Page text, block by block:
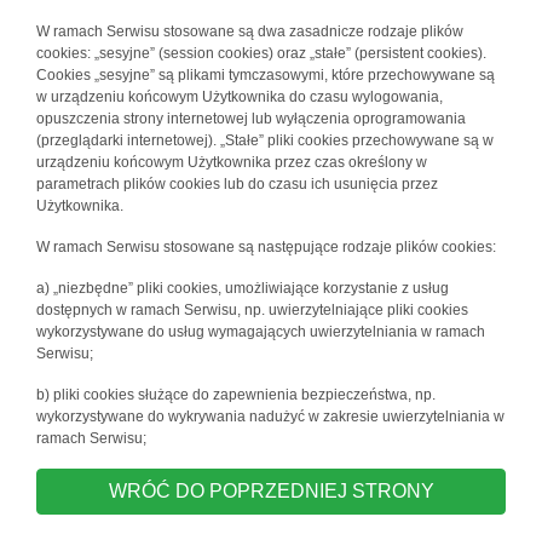
W ramach Serwisu stosowane są dwa zasadnicze rodzaje plików
cookies: „sesyjne” (session cookies) oraz „stałe” (persistent cookies).
Cookies „sesyjne” są plikami tymczasowymi, które przechowywane są
w urządzeniu końcowym Użytkownika do czasu wylogowania,
opuszczenia strony internetowej lub wyłączenia oprogramowania
(przeglądarki internetowej). „Stałe” pliki cookies przechowywane są w
urządzeniu końcowym Użytkownika przez czas określony w
parametrach plików cookies lub do czasu ich usunięcia przez
Użytkownika.
W ramach Serwisu stosowane są następujące rodzaje plików cookies:
a) „niezbędne” pliki cookies, umożliwiające korzystanie z usług
dostępnych w ramach Serwisu, np. uwierzytelniające pliki cookies
wykorzystywane do usług wymagających uwierzytelniania w ramach
Serwisu;
b) pliki cookies służące do zapewnienia bezpieczeństwa, np.
wykorzystywane do wykrywania nadużyć w zakresie uwierzytelniania w
ramach Serwisu;
WRÓĆ DO POPRZEDNIEJ STRONY